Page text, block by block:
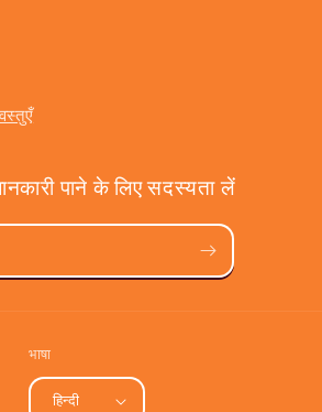
पाने के लिए सदस्यता लें
भाषा
हिन्दी